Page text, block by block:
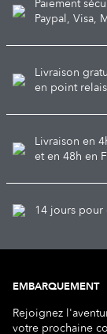
Paiement
Paypal, Visa,
Livraison
en point relais
Livraison en
et en 48h en
14 jours pour
EMBARQUEMENT
Rejoignez
votre prochaine